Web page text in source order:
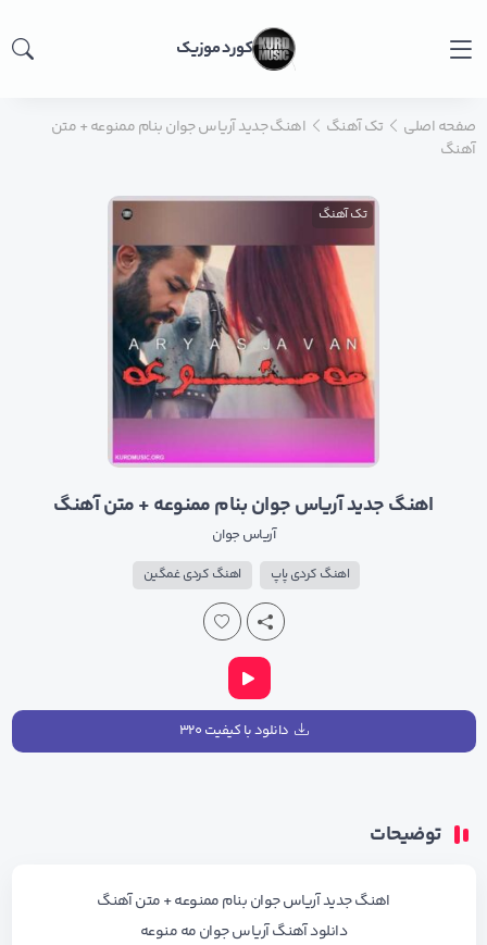
کورد موزیک
صفحه اصلی تک آهنگ
اهنگ جدید آریاس جوان بنام ممنوعه + متن
آهنگ
تک آهنگ
اهنگ جدید آریاس جوان بنام ممنوعه + متن آهنگ
آریاس جوان
اهنگ کردی پاپ اهنگ کردی غمگین
دانلود با کیفیت ۳۲۰
توضیحات
اهنگ جدید آریاس جوان بنام ممنوعه + متن آهنگ
دانلود آهنگ آریاس جوان مه منوعه